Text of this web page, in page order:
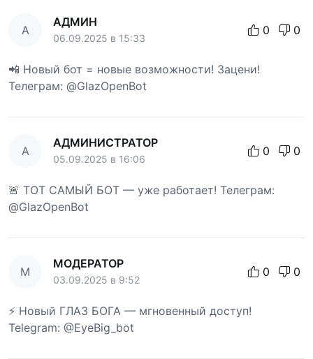
А
АДМИН
06.09.2025 в 15:33
0 0
📲 Новый бот = новые возможности! Зацени!
Телеграм: @GlazOpenBot
А
АДМИНИСТРАТОР
05.09.2025 в 16:06
0 0
🚨 ТОТ САМЫЙ БОТ — уже работает! Телеграм:
@GlazOpenBot
М
МОДЕРАТОР
03.09.2025 в 9:52
0 0
⚡ Новый ГЛАЗ БОГА — мгновенный доступ!
Telegram: @EyeBig_bot